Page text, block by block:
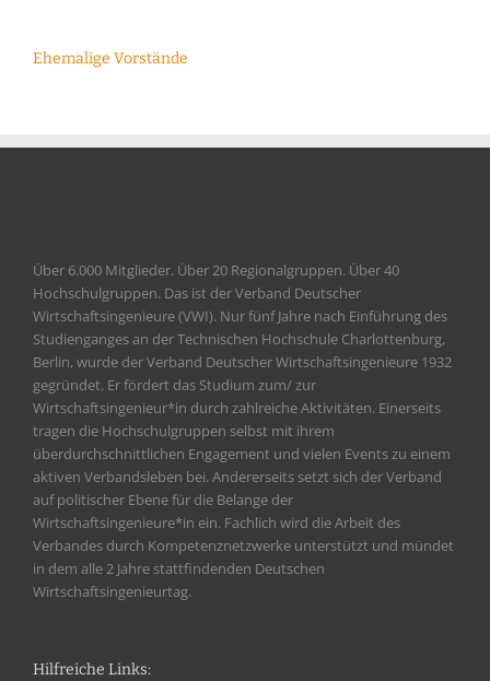
Ehemalige Vorstände
Über 6.000 Mitglieder. Über 20 Regionalgruppen. Über 40
Hochschulgruppen. Das ist der Verband Deutscher
Wirtschaftsingenieure (VWI). Nur fünf Jahre nach Einführung des
Studienganges an der Technischen Hochschule Charlottenburg,
Berlin, wurde der Verband Deutscher Wirtschaftsingenieure 1932
gegründet. Er fördert das Studium zum/ zur
Wirtschaftsingenieur*in durch zahlreiche Aktivitäten. Einerseits
tragen die Hochschulgruppen selbst mit ihrem
überdurchschnittlichen Engagement und vielen Events zu einem
aktiven Verbandsleben bei. Andererseits setzt sich der Verband
auf politischer Ebene für die Belange der
Wirtschaftsingenieure*in ein. Fachlich wird die Arbeit des
Verbandes durch Kompetenznetzwerke unterstützt und mündet
in dem alle 2 Jahre stattfindenden Deutschen
Wirtschaftsingenieurtag.
Hilfreiche Links: